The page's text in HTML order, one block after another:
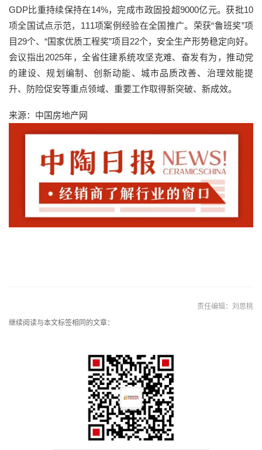
GDP比重持续保持在14%，完成市政固投超9000亿元。获批10
项全国试点示范，111项案例经验在全国推广。荣获“鲁班奖”项
目29个、“国家优质工程奖”项目22个，安全生产形势稳定向好。
会议指出2025年，全省住建系统攻坚克难、奋发有为，推动党
的建设、规划编制、创新动能、城市品质改善、治理效能提
升、防险促安等重点领域、重要工作取得新突破、新成效。
来源：中国房地产网
责任编辑：刘思桃
继续阅读与本文标签相同的文章：